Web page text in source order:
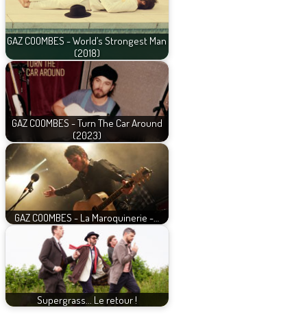
GAZ COOMBES - World’s Strongest Man
(2018)
GAZ COOMBES - Turn The Car Around
(2023)
GAZ COOMBES - La Maroquinerie -…
Supergrass... Le retour !